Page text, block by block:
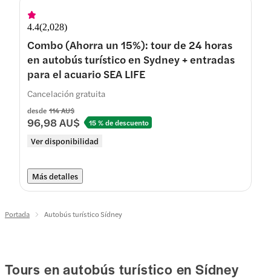
4.4(2,028)
Combo (Ahorra un 15%): tour de 24 horas
en autobús turístico en Sydney + entradas
para el acuario SEA LIFE
desde 114 AU$
96,98 AU$ 15 % de descuento
Ver disponibilidad
Cancelación gratuita
Más detalles
Portada Autobús turístico Sídney
Tours en autobús turístico en Sídney